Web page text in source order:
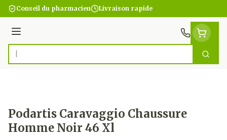
Aller au contenu
Conseil du pharmacien Livraison rapide
Menu
Rechercher
Podartis Caravaggio Chaussure
Homme Noir 46 Xl